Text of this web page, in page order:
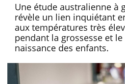
Une étude australienne à
révèle un lien inquiétant
aux températures très
pendant la grossesse et
naissance des enfants.